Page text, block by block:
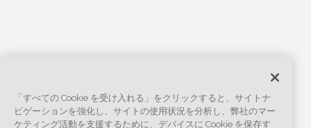
「すべての Cookie を受け入れる」をクリックすると、サイトナ
ビゲーションを強化し、サイトの使用状況を分析し、弊社のマー
ケティング活動を支援するために、デバイスに Cookie を保存す